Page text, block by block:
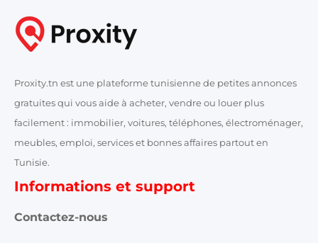
Proxity.tn est une plateforme tunisienne de petites annonces
gratuites qui vous aide à acheter, vendre ou louer plus
facilement : immobilier, voitures, téléphones, électroménager,
meubles, emploi, services et bonnes affaires partout en
Tunisie.
Informations et support
Contactez-nous